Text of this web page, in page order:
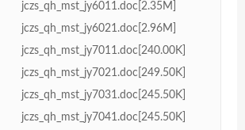
jczs_qh_mst_jy6011.doc[2.35M]
jczs_qh_mst_jy6021.doc[2.96M]
jczs_qh_mst_jy7011.doc[240.00K]
jczs_qh_mst_jy7021.doc[249.50K]
jczs_qh_mst_jy7031.doc[245.50K]
jczs_qh_mst_jy7041.doc[245.50K]